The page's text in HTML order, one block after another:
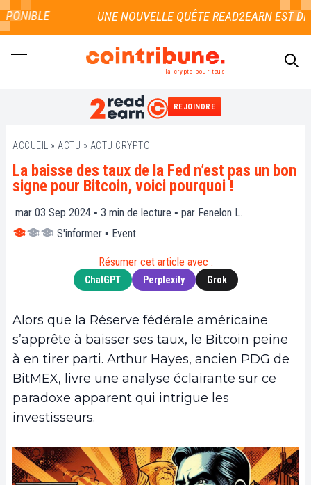
la crypto pour tous
REJOINDRE
ACCUEIL » ACTU » ACTU CRYPTO
La baisse des taux de la Fed n’est pas un bon
signe pour Bitcoin, voici pourquoi !
mar 03 Sep 2024 ▪ 3 min de lecture ▪ par Fenelon L.
S'informer ▪ Event
Résumer cet article avec :
ChatGPT Perplexity Grok
Alors que la Réserve fédérale américaine
s’apprête à baisser ses taux, le Bitcoin peine
à en tirer parti. Arthur Hayes, ancien PDG de
BitMEX, livre une analyse éclairante sur ce
paradoxe apparent qui intrigue les
investisseurs.